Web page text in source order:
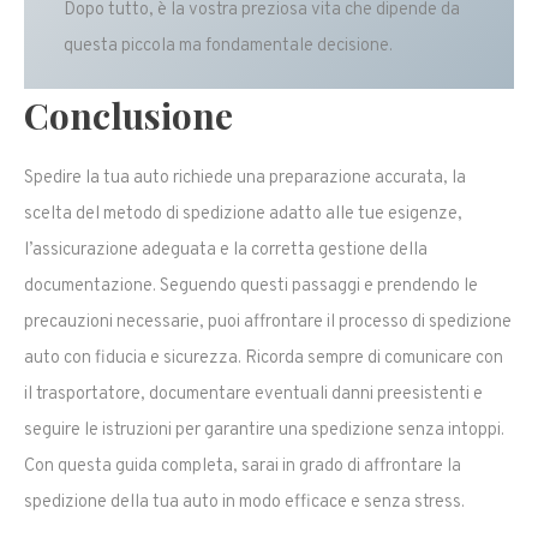
Dopo tutto, è la vostra preziosa vita che dipende da
questa piccola ma fondamentale decisione.
Conclusione
Spedire la tua auto richiede una preparazione accurata, la
scelta del metodo di spedizione adatto alle tue esigenze,
l’assicurazione adeguata e la corretta gestione della
documentazione. Seguendo questi passaggi e prendendo le
precauzioni necessarie, puoi affrontare il processo di spedizione
auto con fiducia e sicurezza. Ricorda sempre di comunicare con
il trasportatore, documentare eventuali danni preesistenti e
seguire le istruzioni per garantire una spedizione senza intoppi.
Con questa guida completa, sarai in grado di affrontare la
spedizione della tua auto in modo efficace e senza stress.